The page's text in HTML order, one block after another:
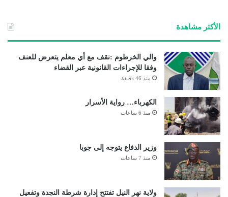
الأكثر مشاهدة
والي الخرطوم :نقف مع أي معلم يتعرض للعنف
وفقا للإجراءات القانونية عبر القضاء
منذ 46 دقيقة
الكهرباء… رواية الأسرار
منذ 6 ساعات
وزير الدفاع يتوجه إلى جوبا
منذ 7 ساعات
ولاية نهر النيل تفتتح إدارة شرطة النجدة وتفعيل